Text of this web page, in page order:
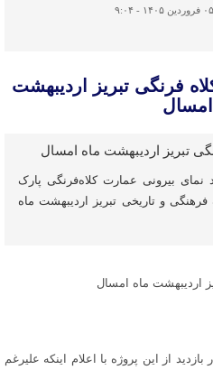
۰۵ فروردین ۱۴۰۵ - ۹:۰۴
فرنگی تبریز اردیبهشت
از پیشرفت ۷۰ درصد نمای بیرونی عمارت کلاه‌فرنگی پارک
و تاریخی تبریز اردیبهشت ماه
اردیبهشت ماه امسال
از این پروژه با اعلام اینکه علیرغم